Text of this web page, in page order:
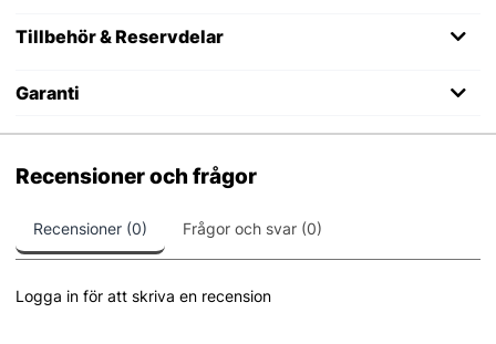
Tillbehör & Reservdelar
Garanti
Recensioner och frågor
Recensioner (0) Frågor och svar (0)
Logga in för att skriva en recension